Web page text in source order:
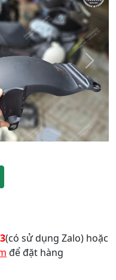
Tiếp
theo
(có sử dụng Zalo) hoặc
để đặt hàng